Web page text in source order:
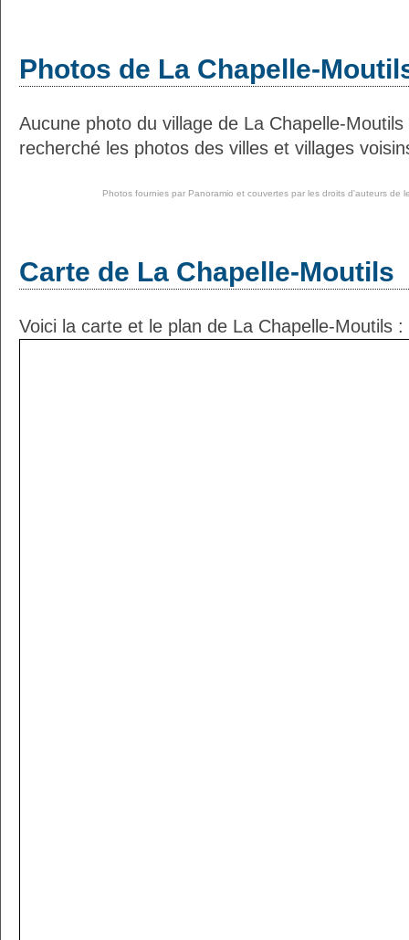
Photos de La Chapelle-
Aucune photo du village de La Chapelle-
recherché les photos des villes et villages
Photos fournies par Panoramio et couvertes par les droits d'auteurs de
Carte de La Chapelle-Moutils
Voici la carte et le plan de La Chapelle-Moutils :